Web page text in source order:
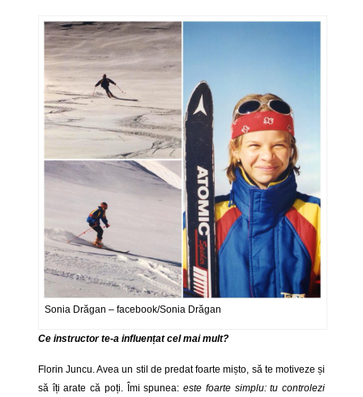
Sonia Drăgan – facebook/Sonia Drăgan
Ce instructor te-a influențat cel mai mult?
Florin Juncu. Avea un stil de predat foarte mișto, să te motiveze și
să îți arate că poți. Îmi spunea:este foarte simplu: tu controlezi